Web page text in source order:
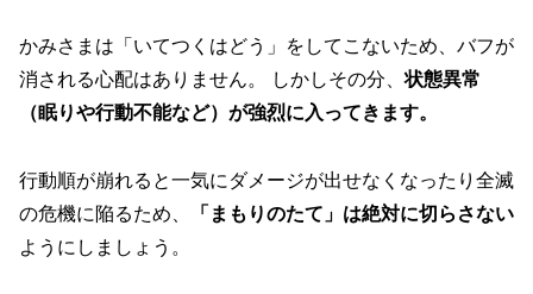
かみさまは「いてつくはどう」をしてこないため、バフが
消される心配はありません。 しかしその分、状態異常
（眠りや行動不能など）が強烈に入ってきます。
行動順が崩れると一気にダメージが出せなくなったり全滅
の危機に陥るため、
「まもりのたて」は絶対に切らさない
ようにしましょう。